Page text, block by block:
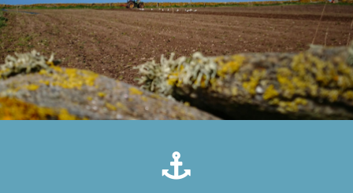
La ferme écologique